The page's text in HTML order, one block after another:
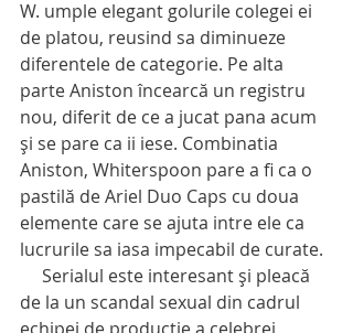
W. umple elegant golurile colegei ei
de platou, reusind sa diminueze
diferentele de categorie. Pe alta
parte Aniston încearcă un registru
nou, diferit de ce a jucat pana acum
și se pare ca ii iese. Combinatia
Aniston, Whiterspoon pare a fi ca o
pastilă de Ariel Duo Caps cu doua
elemente care se ajuta intre ele ca
lucrurile sa iasa impecabil de curate.
Serialul este interesant și pleacă
de la un scandal sexual din cadrul